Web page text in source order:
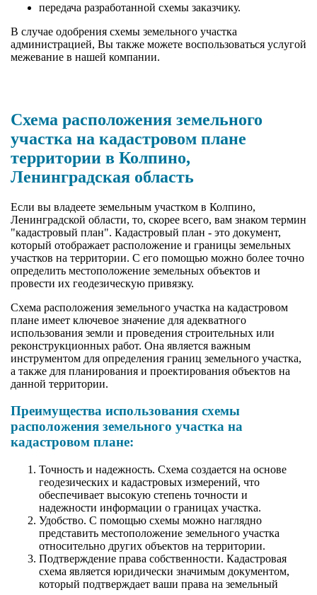
передача разработанной схемы заказчику.
В случае одобрения схемы земельного участка
администрацией, Вы также можете воспользоваться услугой
межевание в нашей компании.
Схема расположения земельного
участка на кадастровом плане
территории в Колпино,
Ленинградская область
Если вы владеете земельным участком в Колпино,
Ленинградской области, то, скорее всего, вам знаком термин
"кадастровый план". Кадастровый план - это документ,
который отображает расположение и границы земельных
участков на территории. С его помощью можно более точно
определить местоположение земельных объектов и
провести их геодезическую привязку.
Схема расположения земельного участка на кадастровом
плане имеет ключевое значение для адекватного
использования земли и проведения строительных или
реконструкционных работ. Она является важным
инструментом для определения границ земельного участка,
а также для планирования и проектирования объектов на
данной территории.
Преимущества использования схемы
расположения земельного участка на
кадастровом плане:
Точность и надежность. Схема создается на основе
геодезических и кадастровых измерений, что
обеспечивает высокую степень точности и
надежности информации о границах участка.
Удобство. С помощью схемы можно наглядно
представить местоположение земельного участка
относительно других объектов на территории.
Подтверждение права собственности. Кадастровая
схема является юридически значимым документом,
который подтверждает ваши права на земельный